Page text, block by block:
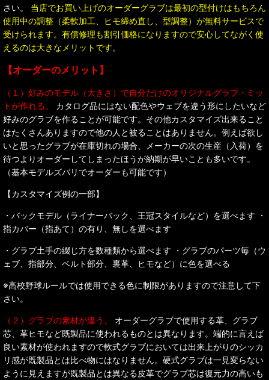
さい。 当店でお買い上げのオーダーグラブは最初の型付けはもちろん
使用中の調整（柔軟加工、ヒモ締め直し、型調整）が無料サービスで
受けられます。有償修理も割引価格になりますので安心してながく使
えるのは大きなメリットです。
【オーダーのメリット】
（１）好みのモデル（大きさ）で自分だけのオリジナルグラブ・ミッ
トが作れる。
カタログ品にはない配色やウェブを違う形にしたいなど
好みのグラブを作ることが可能です。その他カスタマイズ出来ること
はたくさんありますので他の人と被ることはありません。例えば欲し
いと思ったグラブが在庫切れの場合、メーカーの次の生産（入荷）を
待つよりオーダーしてしまったほうが納期が早いことも多いです。
（基本モデルズバリでオーダーも可能です）
【カスタマイズ例の一部】
・バックモデル（ライナーバック、王冠スタイルなど）を選べます ・
指カバー（指あて）の有り、無しを選べます
・グラブ土手の綴じ方を数種類から選べます ・グラブのパーツ毎（ウ
ェブ、指部分、ベルト部分、裏革、ヒモなど）に色を選べる
※高校野球ルールでは使用できる色に制限がありますので注意して下
さい。
（２）グラブの素材が違う。
オーダーグラブで使用する革、グラブ
芯、革ヒモなど既製品に使われるものとは異なります。端的に言えば
良い素材が使われますので軟式グラブにおいては出来上がりのシッカ
リ感が既製品とは比べ物にはなりません。硬式グラブは一見変らない
ように見えますが既製品とは異なる皮革でグラブ芯は復元力の高いも